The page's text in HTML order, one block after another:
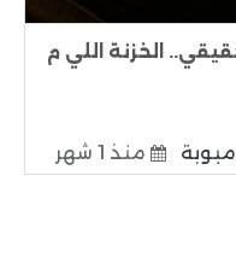
الخزنة اللي م
مبوبة منذ 1 شهر